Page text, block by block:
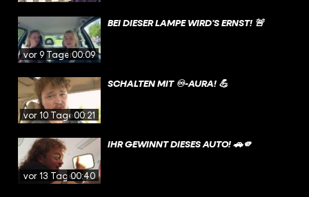
vor 9 Tagen00:09
BEI DIESER LAMPE WIRD’S ERNST! 🚨
vor 10 Tagen00:21
SCHALTEN MIT ♾️-AURA! 💪
vor 13 Tagen00:40
IHR GEWINNT DIESES AUTO! 🚗🫵